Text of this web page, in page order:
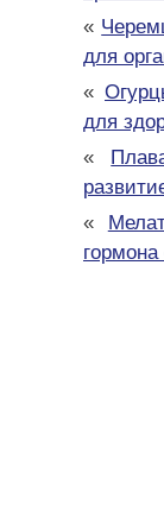
«
для
«
для
«
«